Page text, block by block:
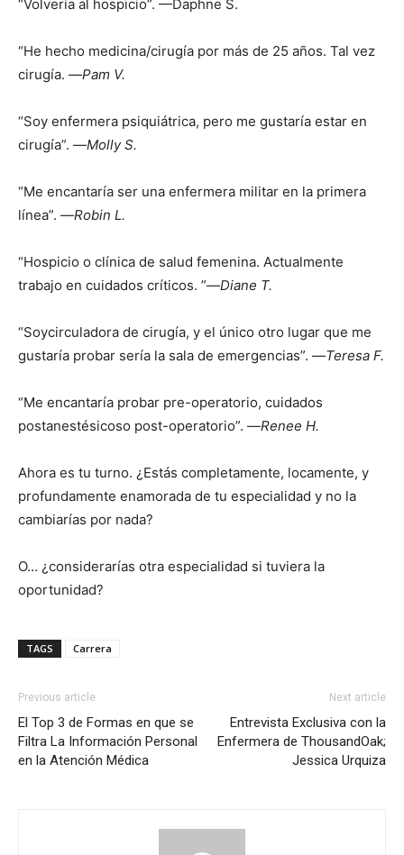
I've read and accept thePrivacy Policy.
“Volvería al hospicio”. —Daphne S.
“He hecho medicina/cirugía por más de 25 años. Tal vez
cirugía. —Pam V.
“Soy enfermera psiquiátrica, pero me gustaría estar en
cirugía”. —Molly S.
“Me encantaría ser una enfermera militar en la primera
línea”. —Robin L.
“Hospicio o clínica de salud femenina. Actualmente
trabajo en cuidados críticos. ”—Diane T.
“Soycirculadora de cirugía, y el único otro lugar que me
gustaría probar sería la sala de emergencias”. —Teresa F.
“Me encantaría probar pre-operatorio, cuidados
postanestésicoso post-operatorio”. —Renee H.
Ahora es tu turno. ¿Estás completamente, locamente, y
profundamente enamorada de tu especialidad y no la
cambiarías por nada?
O… ¿considerarías otra especialidad si tuviera la
oportunidad?
TAGS Carrera
Previous article
El Top 3 de Formas en que se
Filtra La Información Personal
en la Atención Médica
Next article
Entrevista Exclusiva con la
Enfermera de ThousandOak;
Jessica Urquiza